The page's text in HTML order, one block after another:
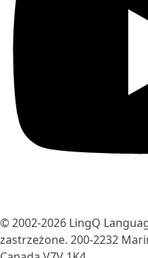
© 2002-2026 LingQ
zastrzeżone. 200-2232